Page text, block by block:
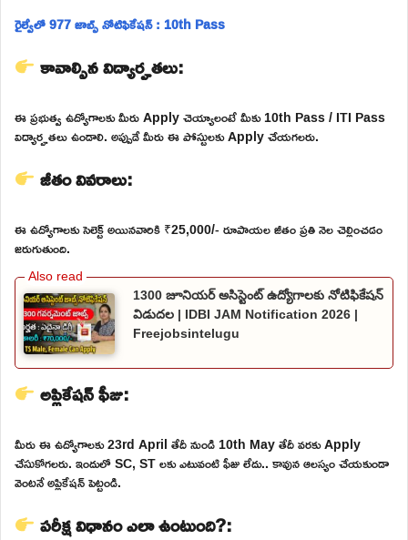
రైల్వేలో 977 జాబ్స్ నోటిఫికేషన్ : 10th Pass
కావాల్సిన విద్యార్హతలు:
ఈ ప్రభుత్వ ఉద్యోగాలకు మీరు Apply చెయ్యాలంటే మీకు 10th Pass / ITI Pass
విద్యార్హతలు ఉండాలి. అప్పుడే మీరు ఈ పోస్టులకు Apply చేయగలరు.
జీతం వివరాలు:
ఈ ఉద్యోగాలకు సెలెక్ట్ అయినవారికి ₹25,000/- రూపాయల జీతం ప్రతి నెల చెల్లించడం
జరుగుతుంది.
1300 జూనియర్ అసిస్టెంట్ ఉద్యోగాలకు నోటిఫికేషన్
విడుదల | IDBI JAM Notification 2026 |
Freejobsintelugu
అప్లికేషన్ ఫీజు:
మీరు ఈ ఉద్యోగాలకు 23rd April తేదీ నుండి 10th May తేదీ వరకు Apply
చేసుకోగలరు. ఇందులో SC, ST లకు ఎటువంటి ఫీజు లేదు.. కావున ఆలస్యం చేయకుండా
వెంటనే అప్లికేషన్ పెట్టండి.
పరీక్ష విధానం ఎలా ఉంటుంది?: